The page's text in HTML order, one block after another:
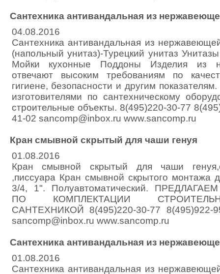
Сантехника антивандальная из
04.08.2016
Сантехника антивандальная из
(напольный унитаз)-Турецкий унитаз
Мойки кухонные Поддоны Изделия из
отвечают высоким требованиям по
гигиене, безопасности и другим
изготовителями по сантехническому
строительные объекты. 8(495)220-30-77
41-02 sancomp@inbox.ru www.sancomp.ru
Кран смывной скрытый для чаши генуя
01.08.2016
Кран смывной скрытый для чаши
,писсуара Кран смывной скрытого монтажа
3/4, 1". Полуавтоматический.
ПО КОМПЛЕКТАЦИИ
САНТЕХНИКОЙ 8(495)220-30-77 8(495)922-
sancomp@inbox.ru www.sancomp.ru
Сантехника антивандальная из
01.08.2016
Сантехника антивандальная из